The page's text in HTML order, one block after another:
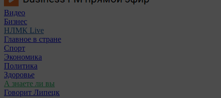
Видео
Бизнес
НЛМК Live
Главное в стране
Спорт
Экономика
Политика
Здоровье
А знаете ли вы
Говорит Липецк